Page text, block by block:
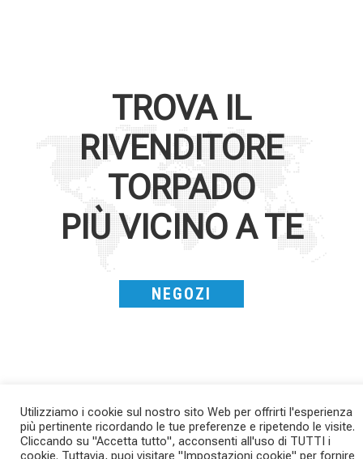
TROVA IL
RIVENDITORE
TORPADO
PIÙ VICINO A TE
NEGOZI
SAVE THE DATE - #IBF 2026
Kepler R è la gravel pensata per affrontare
Utilizziamo i cookie sul nostro sito Web per offrirti l'esperienza
più pertinente ricordando le tue preferenze e ripetendo le visite.
Cliccando su "Accetta tutto", acconsenti all'uso di TUTTI i
cookie. Tuttavia, puoi visitare "Impostazioni cookie" per fornire